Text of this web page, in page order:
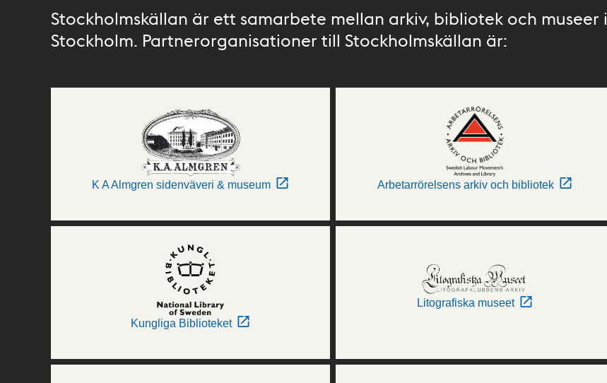
Stockholmskällan är ett samarbete mellan arkiv, bibliotek och museer i
Stockholm. Partnerorganisationer till Stockholmskällan är:
K A Almgren sidenväveri & museum Arbetarrörelsens arkiv och bibliotek
Kungliga Biblioteket
Litografiska museet